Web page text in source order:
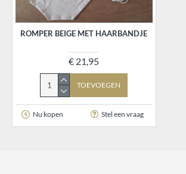
ROMPER BEIGE MET HAARBANDJE
€ 21,95
TOEVOEGEN
Nu kopen Stel een vraag